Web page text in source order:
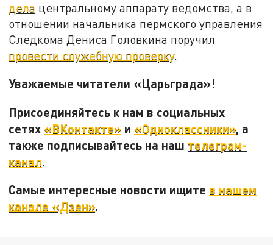
дела центральному аппарату ведомства, а в
отношении начальника пермского управления
Следкома Дениса Головкина поручил
провести служебную проверку.
Уважаемые читатели «Царьграда»!
Присоединяйтесь к нам в социальных
сетях «ВКонтакте» и «Одноклассники», а
также подписывайтесь на наш телеграм-
канал.
Самые интересные новости ищите в нашем
канале «Дзен».